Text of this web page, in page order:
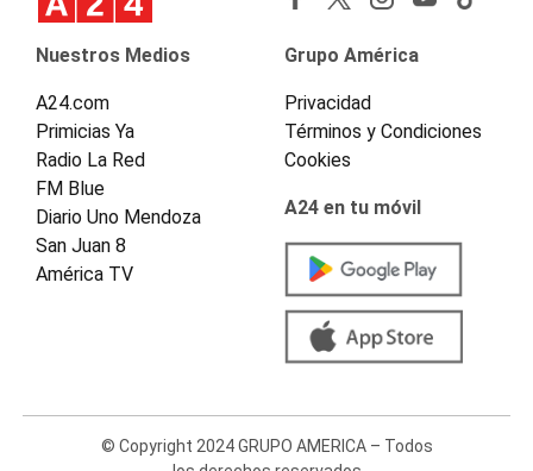
Nuestros Medios
A24.com
Primicias Ya
Radio La Red
FM Blue
Diario Uno Mendoza
San Juan 8
América TV
Grupo América
Privacidad
Términos y Condiciones
Cookies
A24 en tu móvil
© Copyright 2024 GRUPO AMERICA – Todos